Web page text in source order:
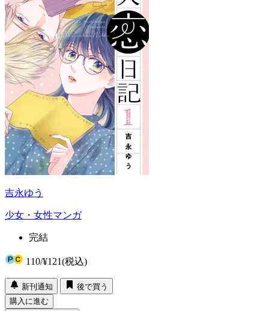
吉永ゆう
少女・女性マンガ
完結
110/¥121(税込)
新刊通知
後で買う
購入に進む